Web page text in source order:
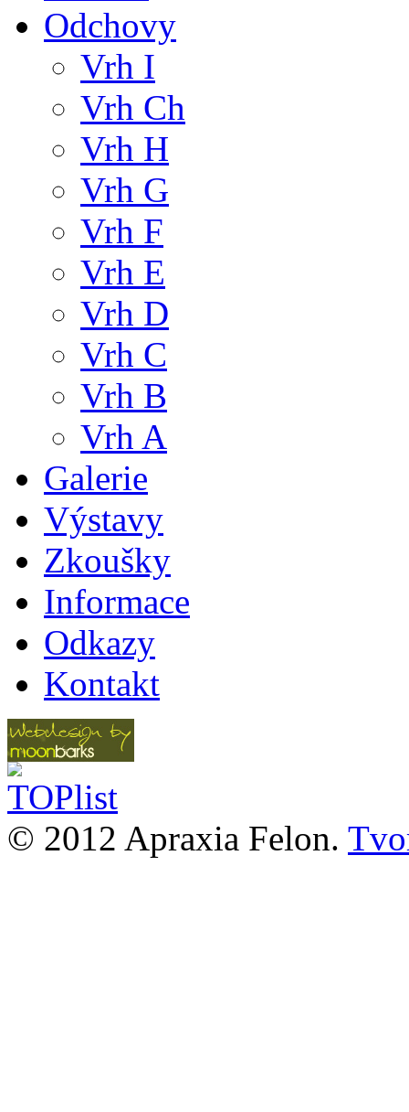
Odchovy
Vrh I
Vrh Ch
Vrh H
Vrh G
Vrh F
Vrh E
Vrh D
Vrh C
Vrh B
Vrh A
Galerie
Výstavy
Zkoušky
Informace
Odkazy
Kontakt
© 2012 Apraxia Felon.